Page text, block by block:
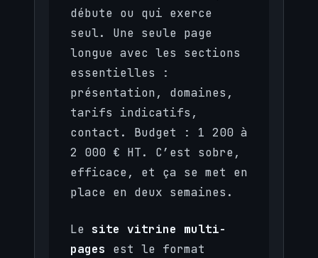
débute ou qui exerce
seul. Une seule page
longue avec les sections
essentielles :
présentation, domaines,
tarifs indicatifs,
contact. Budget : 1 200 à
2 000 € HT. C’est sobre,
efficace, et ça se met en
place en deux semaines.
Le site vitrine multi-
pages est le format